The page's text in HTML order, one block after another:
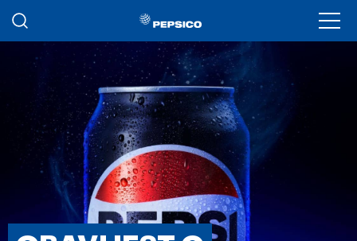
Skoči na glavni sadržaj